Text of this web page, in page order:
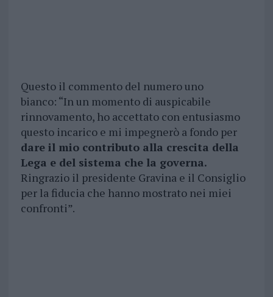
Questo il commento del numero uno
bianco: “In un momento di auspicabile
rinnovamento, ho accettato con entusiasmo
questo incarico e mi impegnerò a fondo per
dare il mio contributo alla crescita della
Lega e del sistema che la governa.
Ringrazio il presidente Gravina e il Consiglio
per la fiducia che hanno mostrato nei miei
confronti”.